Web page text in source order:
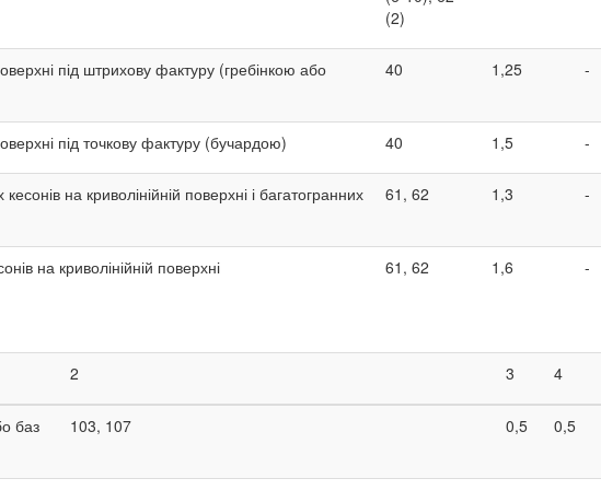
(2)
під штрихову фактуру (гребінкою або
40 1,25 -
під точкову фактуру (бучардою) 40 1,5 -
на криволінійній поверхні і багатогранних
61, 62 1,3 -
на криволінійній поверхні 61, 62 1,6 -
2 3 4
баз
103, 107 0,5 0,5